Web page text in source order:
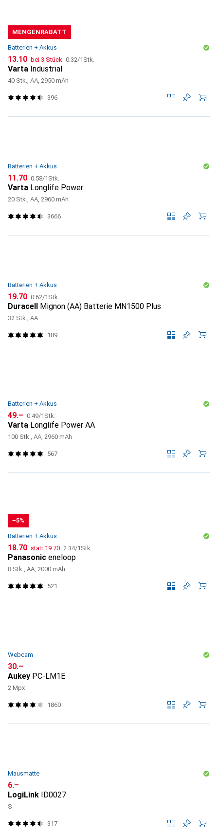
MENGENRABATT
Batterien + Akkus
CHF
13.10 bei 3 Stück CHF
0.32/1Stk.
Varta Industrial
40 Stk., AA, 2950 mAh
396
Batterien + Akkus
CHF
11.70 CHF
0.58/1Stk.
Varta Longlife Power
20 Stk., AA, 2960 mAh
3666
Batterien + Akkus
CHF
19.70 CHF
0.62/1Stk.
Duracell Mignon (AA) Batterie MN1500 Plus
32 Stk., AA
189
Batterien + Akkus
CHF
49.– CHF
0.49/1Stk.
Varta Longlife Power AA
100 Stk., AA, 2960 mAh
567
−5%
Batterien + Akkus
CHF
18.70 statt CHF
19.70 CHF
2.34/1Stk.
Panasonic eneloop
8 Stk., AA, 2000 mAh
521
Webcam
CHF
30.–
Aukey PC-LM1E
2 Mpx
1860
Mausmatte
CHF
6.–
LogiLink
ID0027
S
317